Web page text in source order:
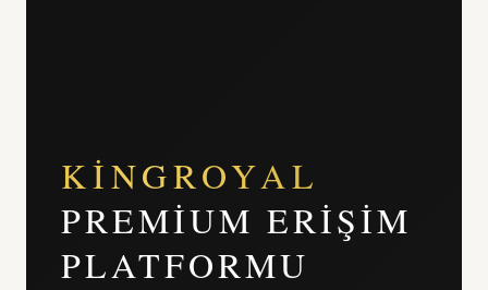
KINGROYAL
PREMIUM ERIŞIM
PLATFORMU